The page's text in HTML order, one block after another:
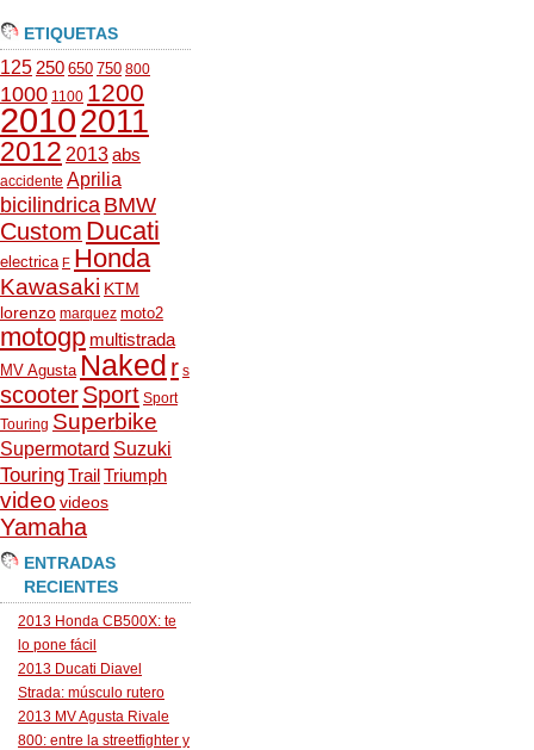
ETIQUETAS
125 250 650 750 800
1000 1100 1200
20102011
2012 2013abs
accidente Aprilia
bicilindrica BMW
Custom Ducati
electrica F Honda
Kawasaki KTM
lorenzo marquez moto2
motogp multistrada
MV Agusta Naked r s
scooterSport Sport
Touring Superbike
Supermotard Suzuki
TouringTrailTriumph
video videos
Yamaha
ENTRADAS
RECIENTES
2013 Honda CB500X: te
lo pone fácil
2013 Ducati Diavel
Strada: músculo rutero
2013 MV Agusta Rivale
800: entre la streetfighter y